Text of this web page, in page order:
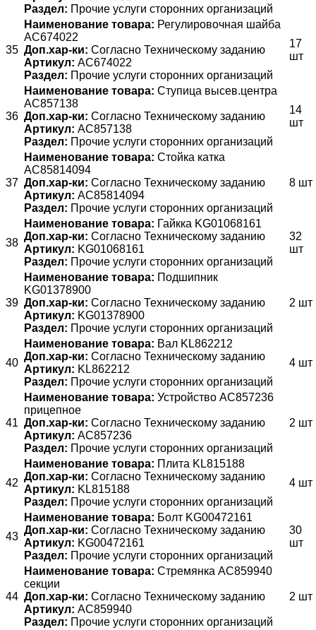
Раздел: Прочие услуги сторонних организаций
35
Наименование товара: Регулировочная шайба
AC674022
Доп.хар-ки: Согласно Техническому заданию
Артикул: AC674022
Раздел: Прочие услуги сторонних организаций
17
шт
36
Наименование товара: Ступица высев.центра
AC857138
Доп.хар-ки: Согласно Техническому заданию
Артикул: AC857138
Раздел: Прочие услуги сторонних организаций
14
шт
37
Наименование товара: Стойка катка
AC85814094
Доп.хар-ки: Согласно Техническому заданию
Артикул: AC85814094
Раздел: Прочие услуги сторонних организаций
8 шт
38
Наименование товара: Гайкка KG01068161
Доп.хар-ки: Согласно Техническому заданию
Артикул: KG01068161
Раздел: Прочие услуги сторонних организаций
32
шт
39
Наименование товара: Подшипник
KG01378900
Доп.хар-ки: Согласно Техническому заданию
Артикул: KG01378900
Раздел: Прочие услуги сторонних организаций
2 шт
40
Наименование товара: Вал KL862212
Доп.хар-ки: Согласно Техническому заданию
Артикул: KL862212
Раздел: Прочие услуги сторонних организаций
4 шт
41
Наименование товара: Устройство АС857236
прицепное
Доп.хар-ки: Согласно Техническому заданию
Артикул: АС857236
Раздел: Прочие услуги сторонних организаций
2 шт
42
Наименование товара: Плита KL815188
Доп.хар-ки: Согласно Техническому заданию
Артикул: KL815188
Раздел: Прочие услуги сторонних организаций
4 шт
43
Наименование товара: Болт KG00472161
Доп.хар-ки: Согласно Техническому заданию
Артикул: KG00472161
Раздел: Прочие услуги сторонних организаций
30
шт
44
Наименование товара: Стремянка AC859940
секции
Доп.хар-ки: Согласно Техническому заданию
Артикул: AC859940
Раздел: Прочие услуги сторонних организаций
2 шт